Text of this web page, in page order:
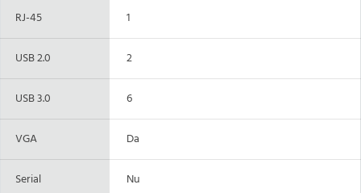
RJ-45 1
USB 2.0 2
USB 3.0 6
VGA Da
Serial Nu